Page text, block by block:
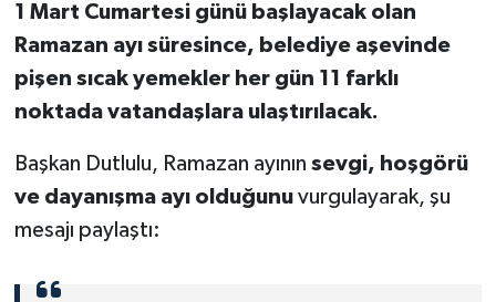
1 Mart Cumartesi günü başlayacak olan
Ramazan ayı süresince, belediye aşevinde
pişen sıcak yemekler her gün 11 farklı
noktada vatandaşlara ulaştırılacak.
Başkan Dutlulu, Ramazan ayının sevgi, hoşgörü
ve dayanışma ayı olduğunuvurgulayarak, şu
mesajı paylaştı:
Akhisar Emlak
Ülke